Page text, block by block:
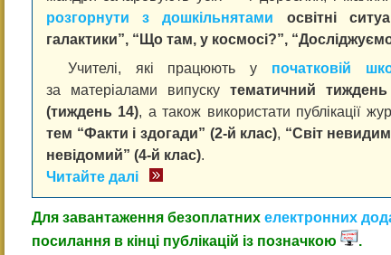
розгорнути з дошкільнятами освітні
галактики”, “Що там, у космосі?”,
Учителі, які працюють у початковій
за матеріалами випуску тематичний
(тиждень 14), а також використати публікації
тем “Факти і здогади” (2-й клас), “Світ
невідомий” (4-й клас).
Читайте далі
Для завантаження безоплатних електронних
посилання в кінці публікацій із позначкою
.